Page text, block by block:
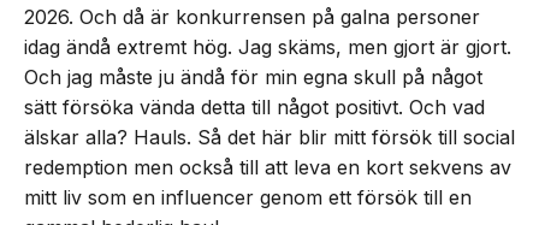
2026. Och då är konkurrensen på galna personer
idag ändå extremt hög. Jag skäms, men gjort är gjort.
Och jag måste ju ändå för min egna skull på något
sätt försöka vända detta till något positivt. Och vad
älskar alla? Hauls. Så det här blir mitt försök till social
redemption men också till att leva en kort sekvens av
mitt liv som en influencer genom ett försök till en